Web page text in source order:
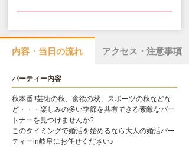
内容・当日の流れ アクセス・注意事項
パーティー内容
秋本番!!芸術の秋、食欲の秋、スポーツの秋などな
ど・・・楽しみの多い季節を共有できる素敵なパー
トナーを見つけませんか?
このタイミングで婚活を始めるなら大人の婚活パー
ティーin岐阜にお任せください♪